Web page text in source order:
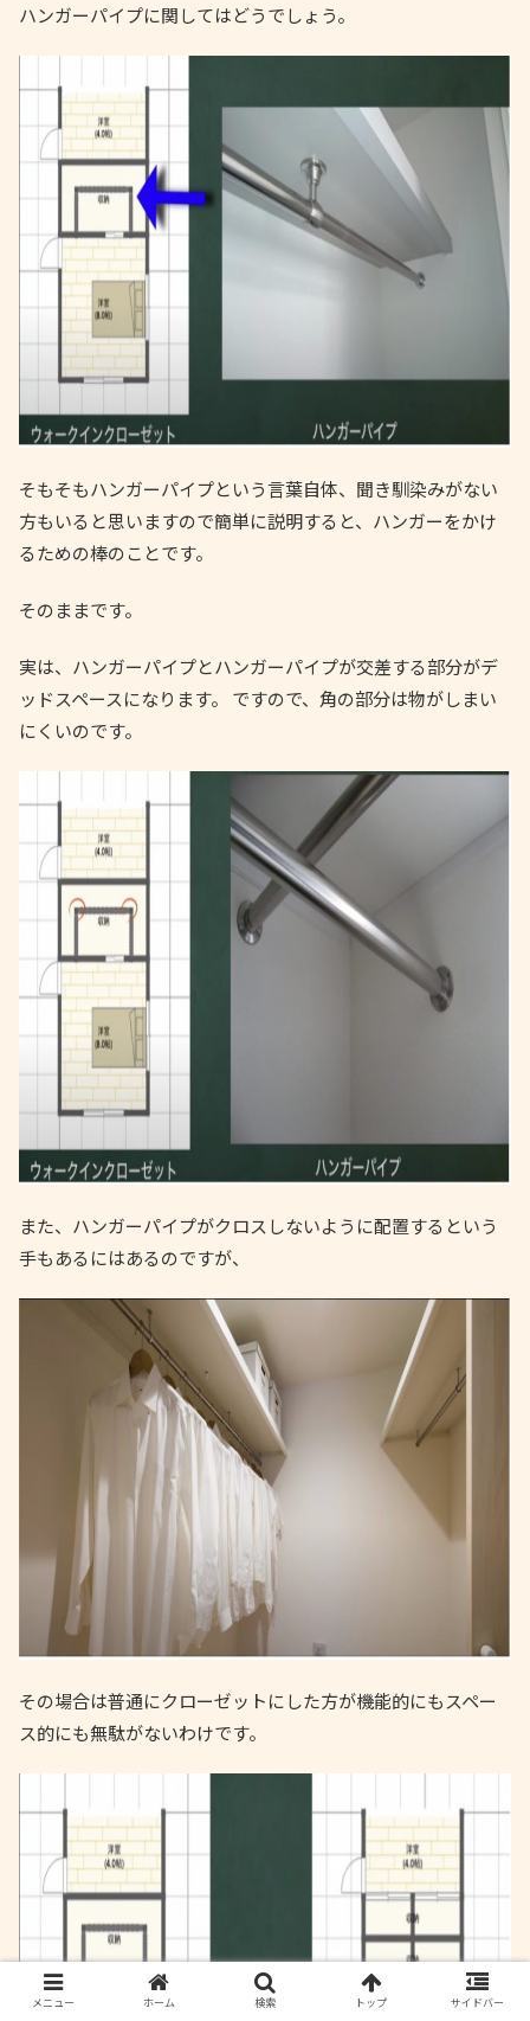
ハンガーパイプに関してはどうでしょう。
そもそもハンガーパイプという言葉自体、聞き馴染みがない
方もいると思いますので簡単に説明すると、ハンガーをかけ
るための棒のことです。
そのままです。
実は、ハンガーパイプとハンガーパイプが交差する部分がデ
ッドスペースになります。 ですので、角の部分は物がしまい
にくいのです。
また、ハンガーパイプがクロスしないように配置するという
手もあるにはあるのですが、
その場合は普通にクローゼットにした方が機能的にもスペー
ス的にも無駄がないわけです。
メニュー ホーム 検索 トップ サイドバー